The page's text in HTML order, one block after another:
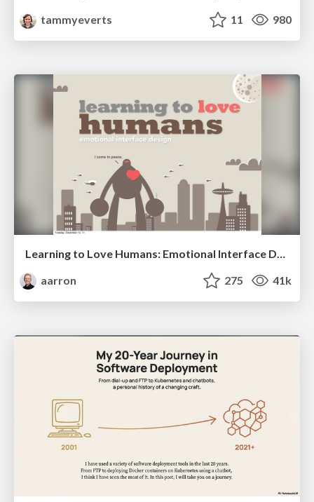
tammyeverts
11 980
Learning to Love Humans: Emotional Interface Design
aarron
275 41k